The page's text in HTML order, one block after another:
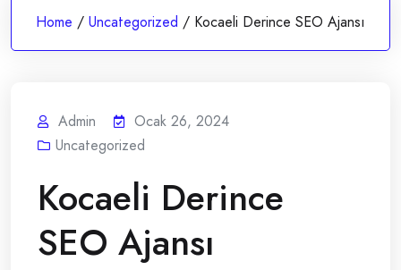
Home / Uncategorized / Kocaeli Derince SEO Ajansı
Admin
Ocak 26, 2024
Uncategorized
Kocaeli Derince
SEO Ajansı